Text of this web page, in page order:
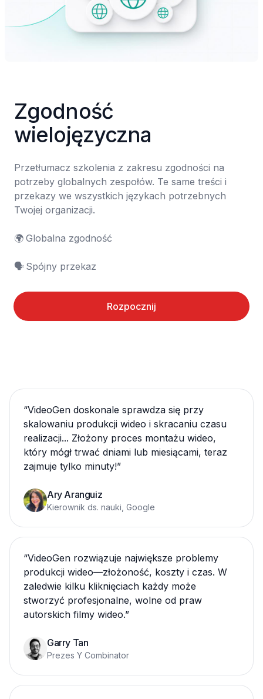
Zgodność
wielojęzyczna
Przetłumacz szkolenia z zakresu zgodności na
potrzeby globalnych zespołów. Te same treści i
przekazy we wszystkich językach potrzebnych
Twojej organizacji.
🌍	Globalna zgodność
🗣️	Spójny przekaz
Rozpocznij
“VideoGen doskonale sprawdza się przy
skalowaniu produkcji wideo i skracaniu czasu
realizacji... Złożony proces montażu wideo,
który mógł trwać dniami lub miesiącami, teraz
zajmuje tylko minuty!”
Ary Aranguiz
Kierownik ds. nauki, Google
“VideoGen rozwiązuje największe problemy
produkcji wideo—złożoność, koszty i czas. W
zaledwie kilku kliknięciach każdy może
stworzyć profesjonalne, wolne od praw
autorskich filmy wideo.”
Garry Tan
Prezes Y Combinator